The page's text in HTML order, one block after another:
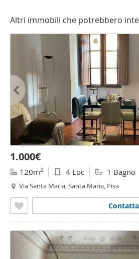
Altri immobili che potrebbero
1.000€
120m2 4 Loc 1 Bagno
Via Santa Maria, Santa Maria, Pisa
Contatta